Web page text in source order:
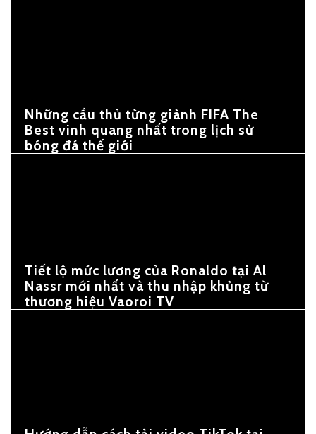
Những cầu thủ từng giành FIFA The
Best vinh quang nhất trong lịch sử
bóng đá thế giới
Tiết lộ mức lương của Ronaldo tại Al
Nassr mới nhất và thu nhập khủng từ
thương hiệu Vaoroi TV